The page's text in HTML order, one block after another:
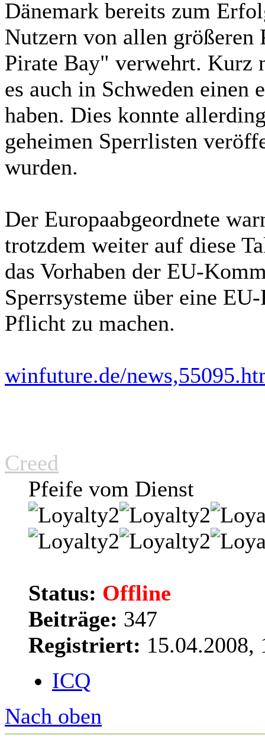
Dänemark bereits zum
Nutzern von allen größeren
Pirate Bay" verwehrt. Kurz
es auch in Schweden einen
haben. Dies konnte
geheimen Sperrlisten
wurden.
Der Europaabgeordnete
trotzdem weiter auf diese
das Vorhaben der EU-
Sperrsysteme über eine
Pflicht zu machen.
winfuture.de/
Creed
Pfeife vom Dienst
Status: Offline
Beiträge: 347
Registriert: 15.04.2008,
ICQ
Nach oben